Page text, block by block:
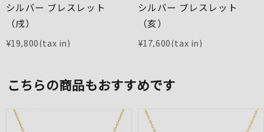
シルバー ブレスレット
（戌）
¥19,800
シルバー ブレスレット
（亥）
¥17,600
こちらの商品もおすすめです